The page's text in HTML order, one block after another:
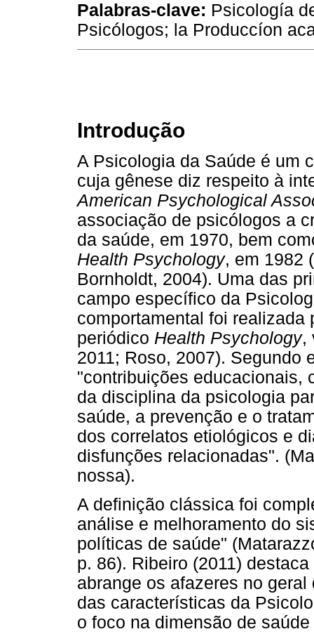
Palabras-clave: Psicología
Psicólogos; la Produccíon
Introdução
A Psicologia da Saúde é um
cuja gênese diz respeito à
American Psychological
associação de psicólogos a
da saúde, em 1970, bem
Health Psychology, em 1982
Bornholdt, 2004). Uma das
campo específico da
comportamental foi realizada
periódico Health Psychology,
2011; Roso, 2007). Segundo
"contribuições educacionais,
da disciplina da psicologia
saúde, a prevenção e o
dos correlatos etiológicos e
disfunções relacionadas".
nossa).
A definição clássica foi
análise e melhoramento do
políticas de saúde"
p. 86). Ribeiro (2011)
abrange os afazeres no
das características da
o foco na dimensão de